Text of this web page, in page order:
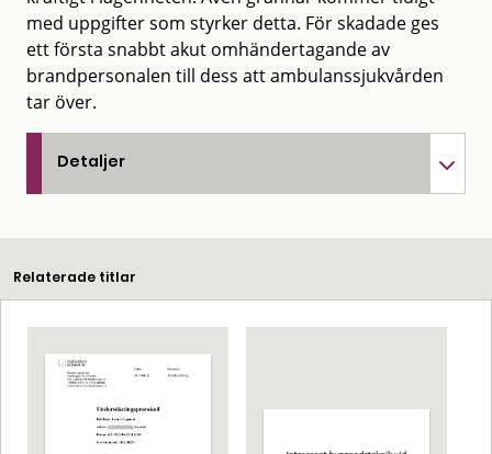
med uppgifter som styrker detta. För skadade ges
ett första snabbt akut omhändertagande av
brandpersonalen till dess att ambulanssjukvården
tar över.
Detaljer
Relaterade titlar